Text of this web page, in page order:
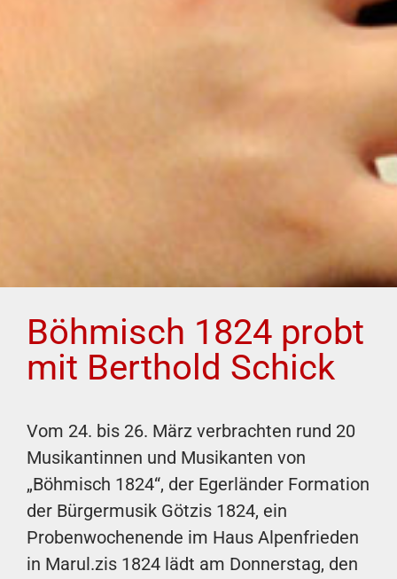
Böhmisch 1824 probt
mit Berthold Schick
Vom 24. bis 26. März verbrachten rund 20
Musikantinnen und Musikanten von
„Böhmisch 1824“, der Egerländer Formation
der Bürgermusik Götzis 1824, ein
Probenwochenende im Haus Alpenfrieden
in Marul.zis 1824 lädt am Donnerstag, den